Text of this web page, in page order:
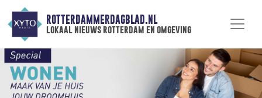
ROTTERDAMMERDAGBLAD.NL
lokaal nieuws rotterdam en omgeving